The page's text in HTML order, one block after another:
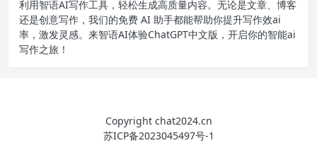
利用智语AI写作工具，轻松生成高质量内容。无论是文章、博客
还是创意写作，我们的免费 AI 助手都能帮助你提升写作效ai
率，激发灵感。来智语AI体验ChatGPT中文版 ，开启你的智能ai
写作之旅！
Copyright chat2024.cn
苏ICP备2023045497号-1